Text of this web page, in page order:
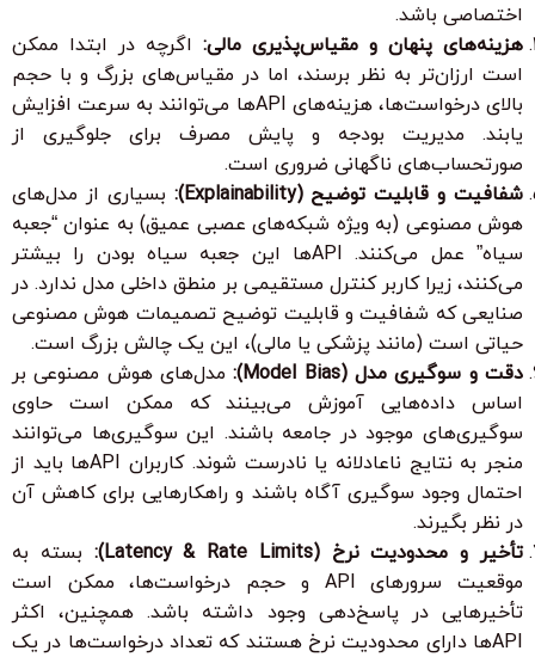
اختصاصی باشد.
هزینه‌های پنهان و مقیاس‌پذیری مالی: اگرچه در ابتدا ممکن
است ارزان‌تر به نظر برسند، اما در مقیاس‌های بزرگ و با حجم
بالای درخواست‌ها، هزینه‌های APIها می‌توانند به سرعت افزایش
یابند. مدیریت بودجه و پایش مصرف برای جلوگیری از
صورتحساب‌های ناگهانی ضروری است.
شفافیت و قابلیت توضیح (Explainability):
بسیاری از مدل‌های
هوش مصنوعی (به ویژه شبکه‌های عصبی عمیق) به عنوان “جعبه
سیاه” عمل می‌کنند. APIها این جعبه سیاه بودن را بیشتر
می‌کنند، زیرا کاربر کنترل مستقیمی بر منطق داخلی مدل ندارد. در
صنایعی که شفافیت و قابلیت توضیح تصمیمات هوش مصنوعی
حیاتی است (مانند پزشکی یا مالی)، این یک چالش بزرگ است.
دقت و سوگیری مدل (Model Bias):
مدل‌های هوش مصنوعی بر
اساس داده‌هایی آموزش می‌بینند که ممکن است حاوی
سوگیری‌های موجود در جامعه باشند. این سوگیری‌ها می‌توانند
منجر به نتایج ناعادلانه یا نادرست شوند. کاربران APIها باید از
احتمال وجود سوگیری آگاه باشند و راهکارهایی برای کاهش آن
در نظر بگیرند.
تأخیر و محدودیت نرخ (Latency & Rate Limits):
بسته به
موقعیت سرورهای API و حجم درخواست‌ها، ممکن است
تأخیرهایی در پاسخ‌دهی وجود داشته باشد. همچنین، اکثر
APIها دارای محدودیت نرخ هستند که تعداد درخواست‌ها در یک